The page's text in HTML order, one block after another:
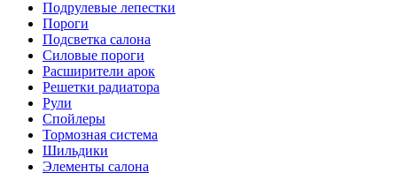
Подрулевые лепестки
Пороги
Подсветка салона
Силовые пороги
Расширители арок
Решетки радиатора
Рули
Спойлеры
Тормозная система
Шильдики
Элементы салона